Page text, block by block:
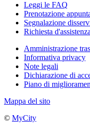
Leggi le FAQ
Prenotazione
Segnalazione
Richiesta d'assistenza
Amministrazione
Informativa privacy
Note legali
Dichiarazione di
Piano di
Mappa del sito
© MyCity